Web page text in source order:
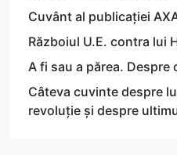
Cuvânt al publicației
Războiul U.E. contra lui
A fi sau a părea. Despre
Câteva cuvinte despre
revoluție și despre